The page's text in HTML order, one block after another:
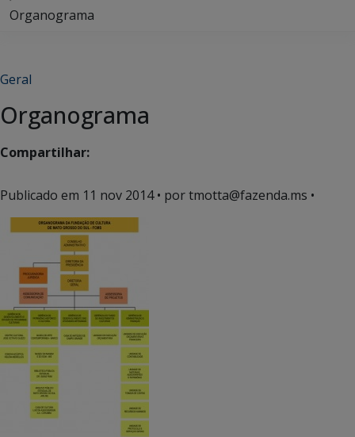
Organograma
Geral
Organograma
Compartilhar:
Publicado em 11 nov 2014• por tmotta@fazenda.ms •